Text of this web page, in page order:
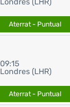
Aterrat - Puntual
09:15
Londres (LHR)
Aterrat - Puntual